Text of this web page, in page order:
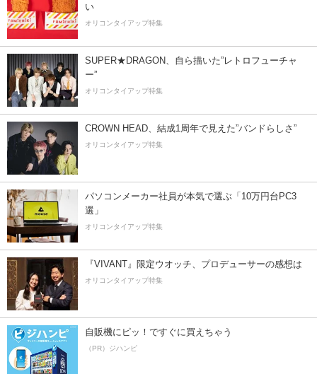
い
オリコンタイアップ特集
SUPER★DRAGON、自ら描いた”レトロフューチャ
ー”
オリコンタイアップ特集
CROWN HEAD、結成1周年で見えた”バンドらしさ”
オリコンタイアップ特集
パソコンメーカー社員が本気で選ぶ「10万円台PC3
選」
オリコンタイアップ特集
『VIVANT』限定ウオッチ、プロデューサーの感想は
オリコンタイアップ特集
自販機にピッ！ですぐに買えちゃう
（PR）ジハンピ